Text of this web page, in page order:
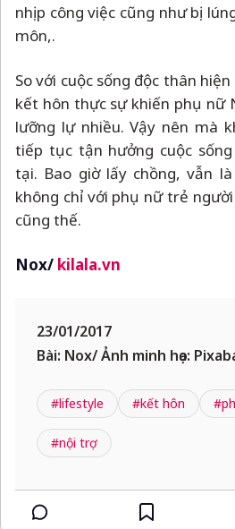
nhịp công việc cũng như bị
môn,.
So với cuộc sống độc thân
kết hôn thực sự khiến phụ nữ
lưỡng lự nhiều. Vậy nên mà
tiếp tục tận hưởng cuộc
tại. Bao giờ lấy chồng, vẫn
không chỉ với phụ nữ trẻ
cũng thế.
Nox/ kilala.vn
23/01/2017
Bài: Nox/ Ảnh minh họa:
#lifestyle #kết hôn
#nội trợ